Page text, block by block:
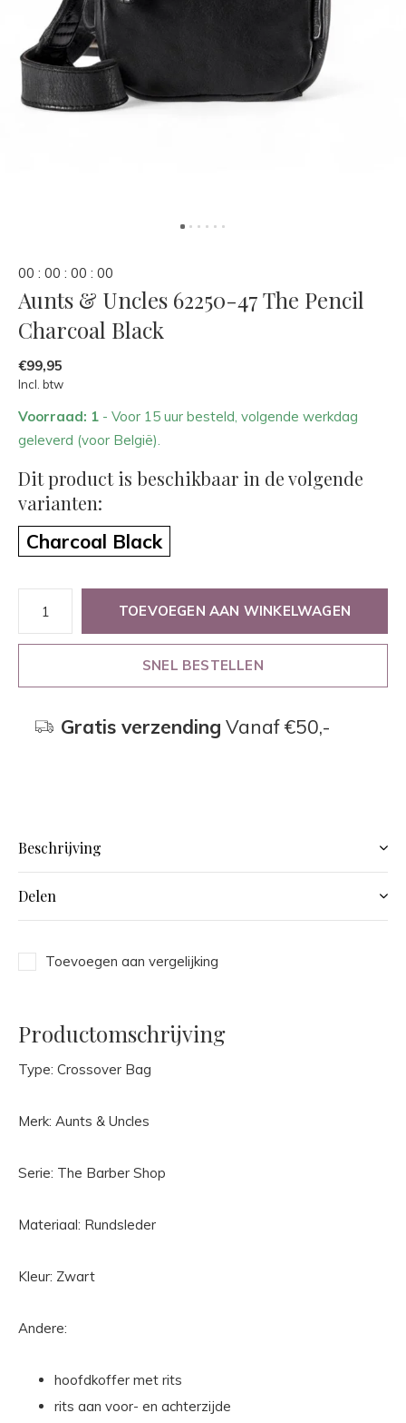
00 : 00 : 00 : 00
Aunts & Uncles 62250-47 The Pencil
Charcoal Black
€99,95
Incl. btw
Voorraad: 1 - Voor 15 uur besteld, volgende werkdag
geleverd (voor België).
Dit product is beschikbaar in de volgende
varianten:
Charcoal Black
TOEVOEGEN AAN WINKELWAGEN
SNEL BESTELLEN
Gratis verzending Vanaf €50,-
Beschrijving
Delen
Toevoegen aan vergelijking
Productomschrijving
Type: Crossover Bag
Merk: Aunts & Uncles
Serie: The Barber Shop
Materiaal: Rundsleder
Kleur: Zwart
Andere:
hoofdkoffer met rits
rits aan voor- en achterzijde